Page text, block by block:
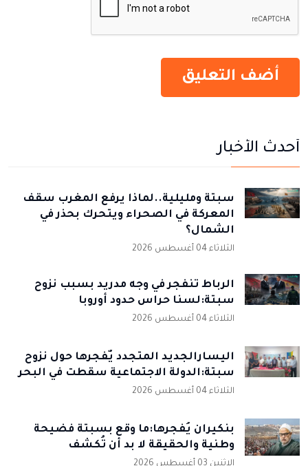
أحدث الأخبار
سبتة ومليلية..لماذا يرفع المغرب سقف
المعركة في الصحراء ويتحرك بحذر في
الشمال؟
الثلاثاء 04 أغسطس 2026
الرباط تنفجر في وجه مدريد بسبب نزوح
سبتة:لسنا حراس حدود أوروبا
الثلاثاء 04 أغسطس 2026
اليسارالجديد المتجدد يٌفجرها حول نزوح
سبتة:الدولة الاجتماعية سقطت في البحر
الثلاثاء 04 أغسطس 2026
بنكيران يُفجرها:ما وقع بسبتة فضيحة
وطنية والحقيقة لا بد أن تُكشف
الاثنين 03 أغسطس 2026